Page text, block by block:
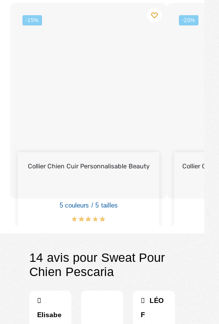
-15%
Collier Chien Cuir Personnalisable Beauty
5 couleurs / 5 tailles
-20%
Collier
14 avis pour Sweat Pour
Chien Pescaria
Elisabe
LÉO
F